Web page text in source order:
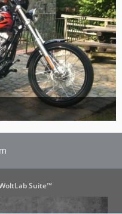
Suite™